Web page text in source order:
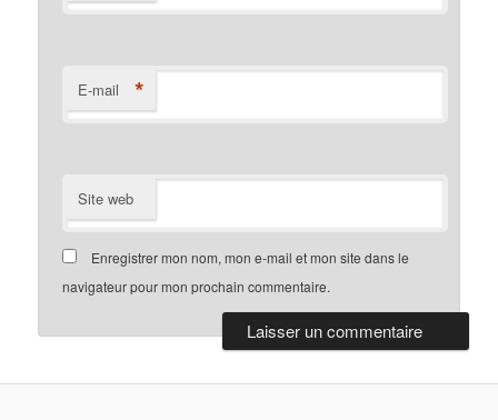
E-mail *
Site web
Enregistrer mon nom, mon e-mail et mon site dans le
navigateur pour mon prochain commentaire.